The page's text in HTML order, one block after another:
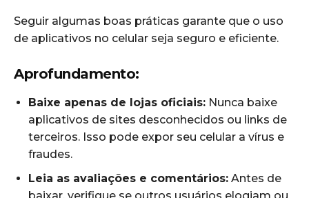
Seguir algumas boas práticas garante que o uso
de aplicativos no celular seja seguro e eficiente.
Aprofundamento:
Baixe apenas de lojas oficiais: Nunca baixe
aplicativos de sites desconhecidos ou links de
terceiros. Isso pode expor seu celular a vírus e
fraudes.
Leia as avaliações e comentários: Antes de